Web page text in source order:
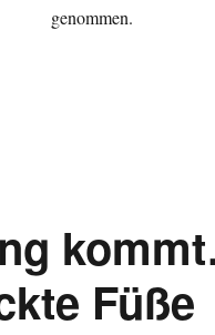
genommen.
Füße